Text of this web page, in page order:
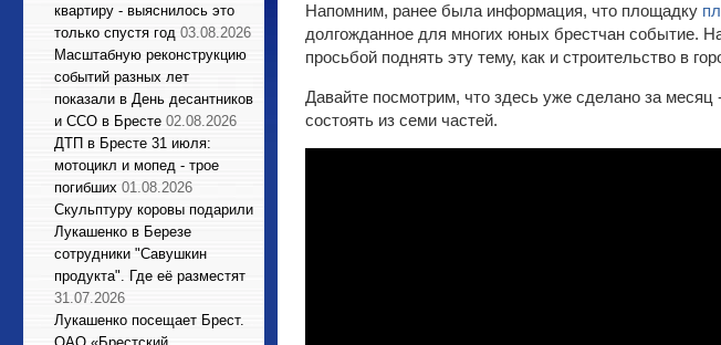
квартиру - выяснилось это
только спустя год 03.08.2026
Масштабную реконструкцию
событий разных лет
показали в День десантников
и ССО в Бресте 02.08.2026
ДТП в Бресте 31 июля:
мотоцикл и мопед - трое
погибших 01.08.2026
Cкульптуру коровы подарили
Лукашенко в Березе
сотрудники "Савушкин
продукта". Где её разместят
31.07.2026
Лукашенко посещает Брест.
Напомним, ранее была информация, что площадку
долгожданное для многих юных брестчан событие.
просьбой поднять эту тему, как и строительство в
Давайте посмотрим, что здесь уже сделано за
состоять из семи частей.